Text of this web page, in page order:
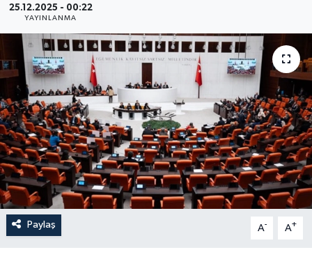
25.12.2025 - 00:22
YAYINLANMA
Paylaş A- A+
Spor
Haber Arşivi